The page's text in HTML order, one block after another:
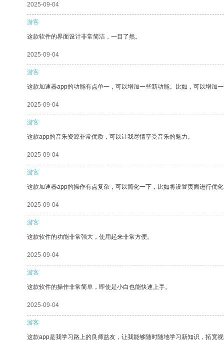
2025-09-04
游客
这款软件的界面设计非常简洁，一目了然。
2025-09-04
游客
这款加速器app的功能有点单一，可以增加一些新功能。比如，可以增加
2025-09-04
游客
这款app的音乐资源非常优质，可以让我尽情享受音乐的魅力。
2025-09-04
游客
这款加速器app的操作有点复杂，可以简化一下，比如将设置页面进行优
2025-09-04
游客
这款软件的功能非常强大，使用起来非常方便。
2025-09-04
游客
这款软件的操作非常简单，即使是小白也能快速上手。
2025-09-04
游客
这款app是我学习路上的良师益友，让我能够随时随地学习新知识，拓宽